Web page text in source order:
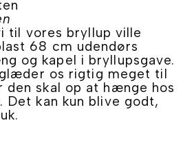
til vores bryllup ville
68 cm udendørs
og kapel i bryllupsgave.
os rigtig meget til
den skal op at hænge hos
kan kun blive godt,